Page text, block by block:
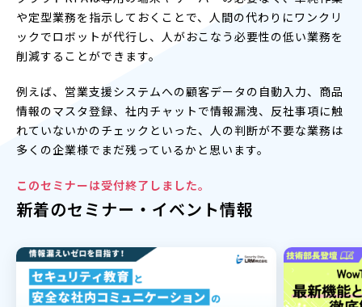
や定型業務を指示しておくことで、人間の代わりにワンクリ
ックでロボットが代行し、人がおこなう必要性の低い業務を
削減することができます。
例えば、営業支援システムへの顧客データの自動入力、商品
情報のマスタ登録、社内チャットで情報漏洩、反社事項に触
れていないかのチェックといった、人の判断が不要な業務は
多くの企業様でまだ残っているかと思います。
このセミナーは受付終了しました。
新着のセミナー・イベント情報